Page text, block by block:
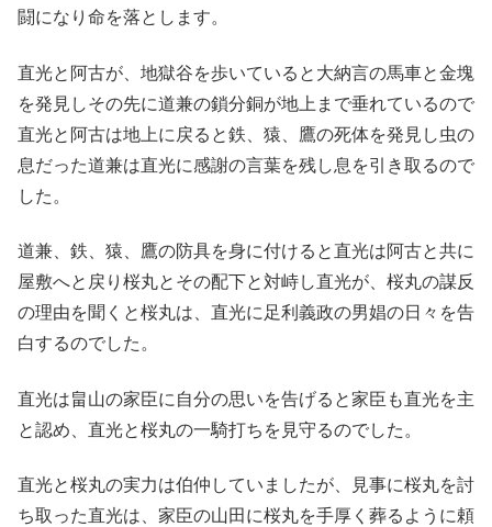
闘になり命を落とします。
直光と阿古が、地獄谷を歩いていると大納言の馬車と金塊
を発見しその先に道兼の鎖分銅が地上まで垂れているので
直光と阿古は地上に戻ると鉄、猿、鷹の死体を発見し虫の
息だった道兼は直光に感謝の言葉を残し息を引き取るので
した。
道兼、鉄、猿、鷹の防具を身に付けると直光は阿古と共に
屋敷へと戻り桜丸とその配下と対峙し直光が、桜丸の謀反
の理由を聞くと桜丸は、直光に足利義政の男娼の日々を告
白するのでした。
直光は畠山の家臣に自分の思いを告げると家臣も直光を主
と認め、直光と桜丸の一騎打ちを見守るのでした。
直光と桜丸の実力は伯仲していましたが、見事に桜丸を討
ち取った直光は、家臣の山田に桜丸を手厚く葬るように頼